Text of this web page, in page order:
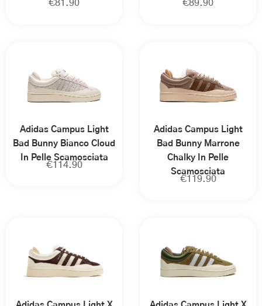
€81.90 €89.90
Adidas Campus Light
Bad Bunny Bianco Cloud
In Pelle Scamosciata
€114.90
Adidas Campus Light
Bad Bunny Marrone
Chalky In Pelle
Scamosciata
€119.90